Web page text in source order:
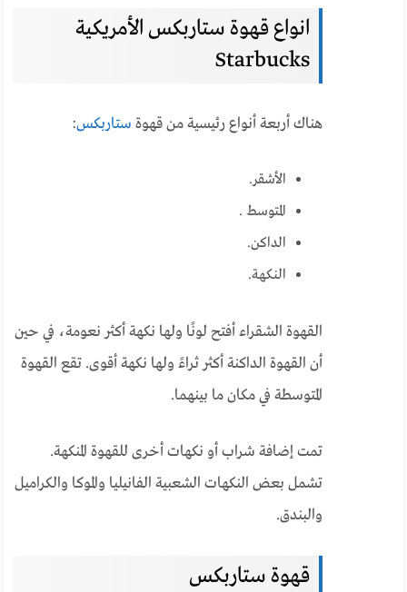
انواع قهوة ستاربكس الأمريكية
Starbucks
هناك أربعة أنواع رئيسية من قهوة ستاربكس:
الأشقر.
المتوسط ​.
الداكن.
النكهة.
القهوة الشقراء أفتح لونًا ولها نكهة أكثر نعومة، في حين
أن القهوة الداكنة أكثر ثراءً ولها نكهة أقوى. تقع القهوة
المتوسطة في مكان ما بينهما.
تمت إضافة شراب أو نكهات أخرى للقهوة المنكهة.
تشمل بعض النكهات الشعبية الفانيليا والموكا والكراميل
والبندق.
قهوة ستاربكس